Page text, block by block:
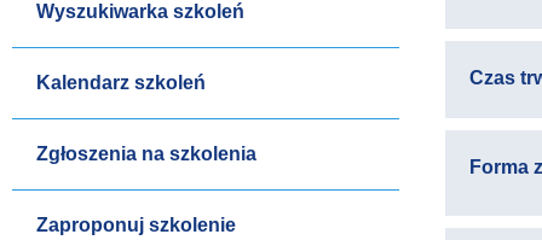
Wyszukiwarka szkoleń
Kalendarz szkoleń
Zgłoszenia na szkolenia
Zaproponuj szkolenie
Czas
Forma